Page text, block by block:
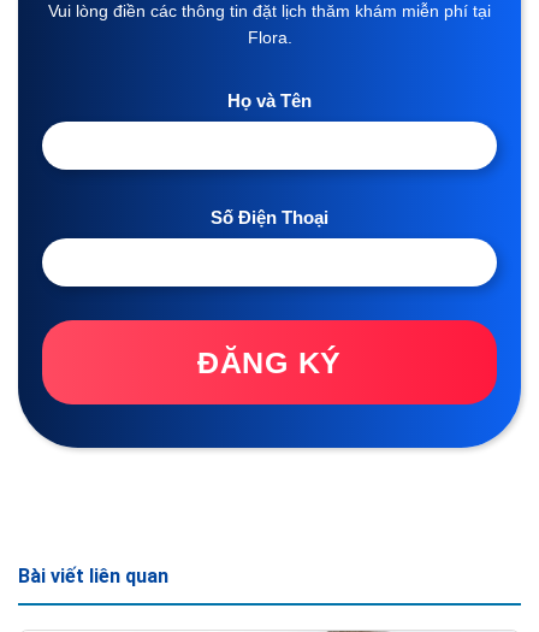
Vui lòng điền các thông tin đặt lịch thăm khám miễn phí tại
Flora.
Họ và Tên
Số Điện Thoại
ĐĂNG KÝ
Bài viết liên quan